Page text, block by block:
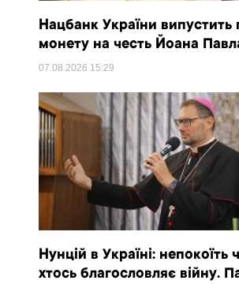
Нацбанк України випустить
монету на честь Йоана
07.08.2026 15:29
Нунцій в Україні: непокоїть
хтось благословляє війну.